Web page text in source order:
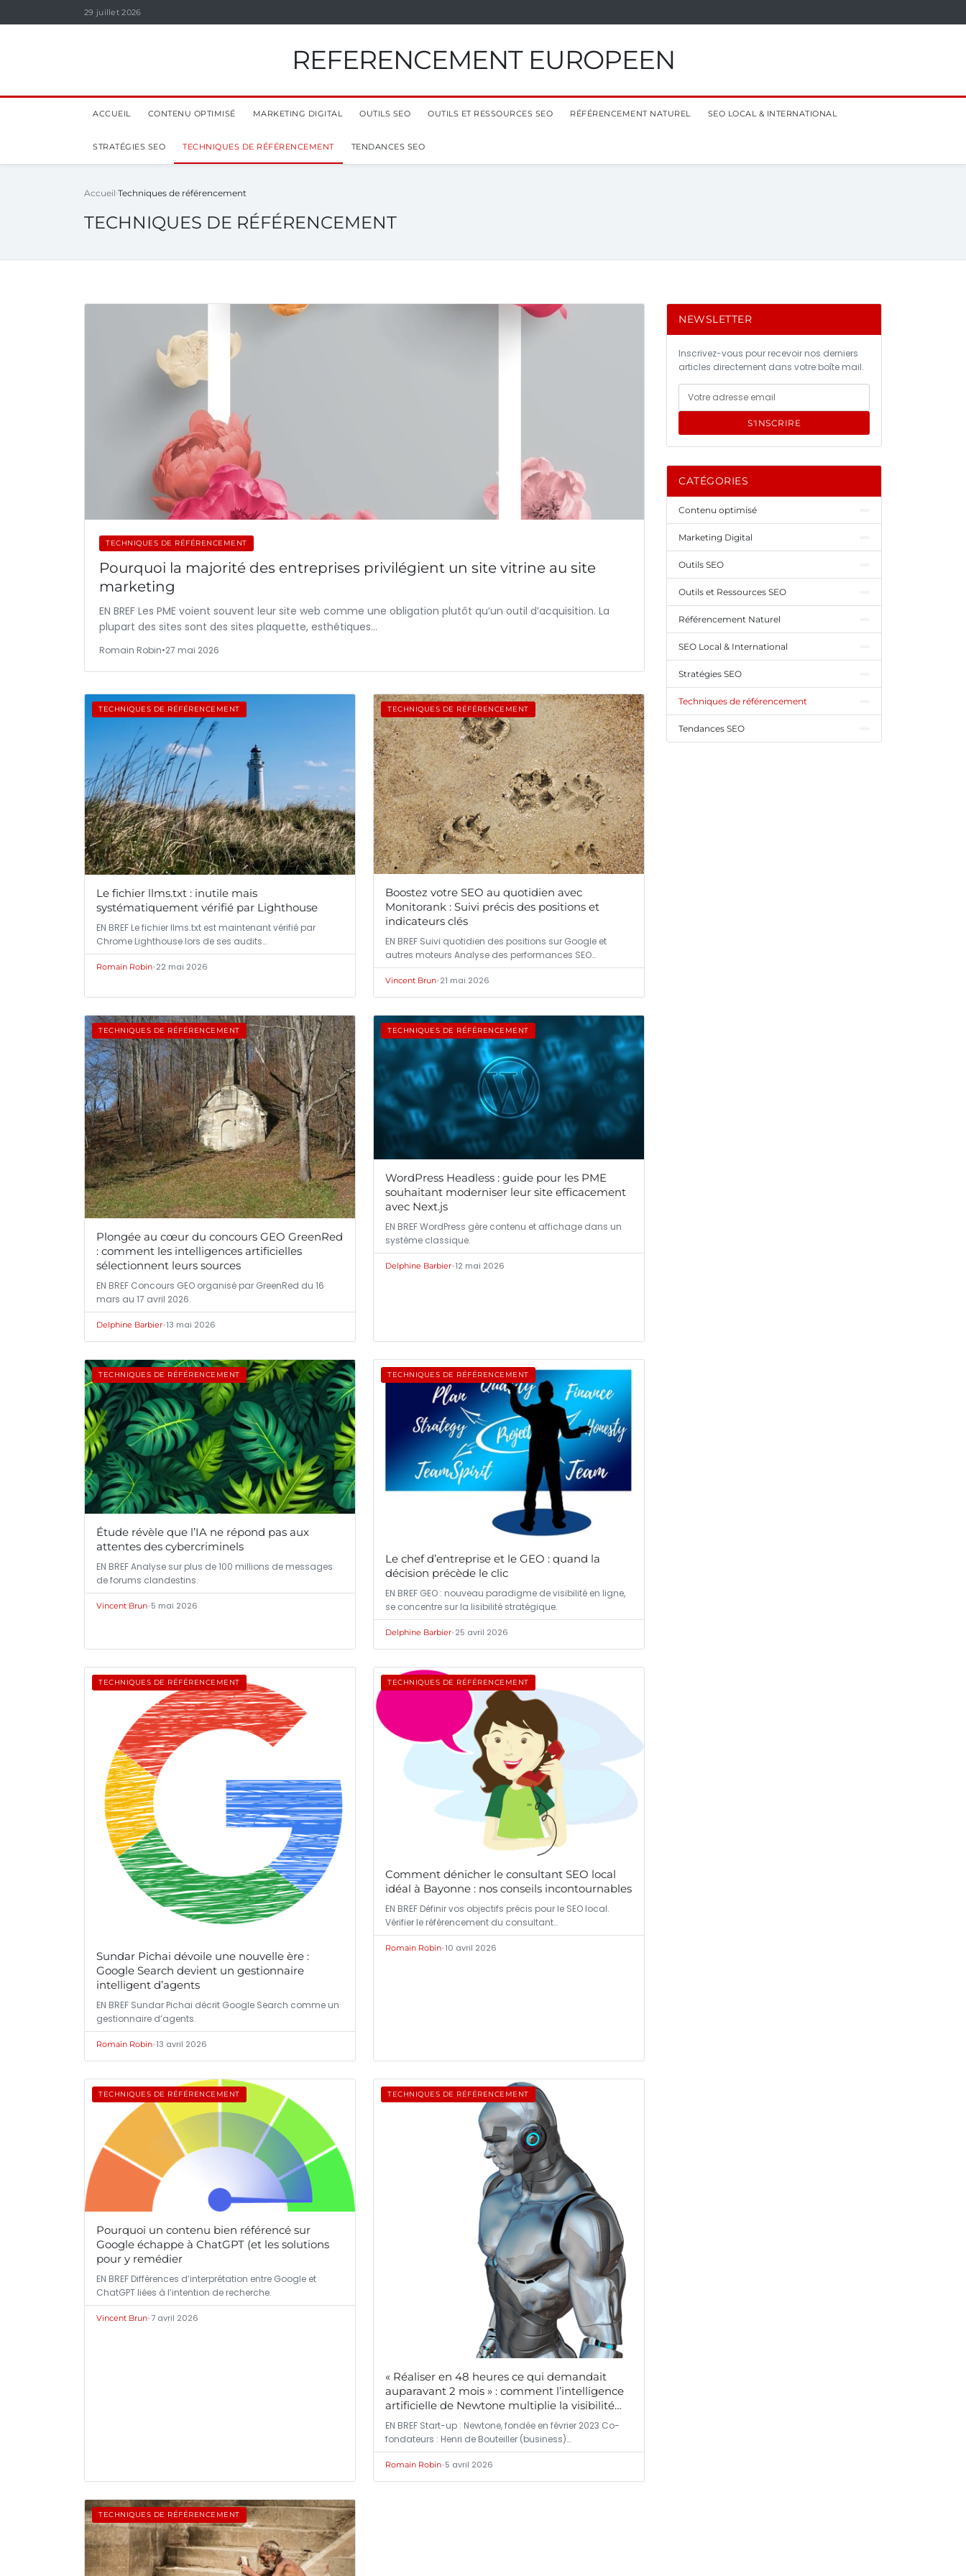
29 juillet 2026
REFERENCEMENT EUROPEEN
ACCUEIL CONTENU OPTIMISÉ MARKETING DIGITAL OUTILS SEO OUTILS ET RESSOURCES SEO RÉFÉRENCEMENT NATUREL SEO LOCAL & INTERNATIONAL
STRATÉGIES SEO TECHNIQUES DE RÉFÉRENCEMENT TENDANCES SEO
Accueil Techniques de référencement
TECHNIQUES DE RÉFÉRENCEMENT
TECHNIQUES DE RÉFÉRENCEMENT
Pourquoi la majorité des entreprises privilégient un site vitrine au site
marketing
EN BREF Les PME voient souvent leur site web comme une obligation plutôt qu’un outil d’acquisition. La
plupart des sites sont des sites plaquette, esthétiques…
Romain Robin•27 mai 2026
TECHNIQUES DE RÉFÉRENCEMENT
Le fichier llms.txt : inutile mais
systématiquement vérifié par Lighthouse
EN BREF Le fichier llms.txt est maintenant vérifié par
Chrome Lighthouse lors de ses audits…
Romain Robin•22 mai 2026
TECHNIQUES DE RÉFÉRENCEMENT
Boostez votre SEO au quotidien avec
Monitorank : Suivi précis des positions et
indicateurs clés
EN BREF Suivi quotidien des positions sur Google et
autres moteurs Analyse des performances SEO…
Vincent Brun•21 mai 2026
TECHNIQUES DE RÉFÉRENCEMENT
Plongée au cœur du concours GEO GreenRed
: comment les intelligences artificielles
sélectionnent leurs sources
EN BREF Concours GEO organisé par GreenRed du 16
mars au 17 avril 2026.
Delphine Barbier•13 mai 2026
TECHNIQUES DE RÉFÉRENCEMENT
WordPress Headless : guide pour les PME
souhaitant moderniser leur site efficacement
avec Next.js
EN BREF WordPress gère contenu et affichage dans un
système classique.
Delphine Barbier•12 mai 2026
TECHNIQUES DE RÉFÉRENCEMENT
Étude révèle que l’IA ne répond pas aux
attentes des cybercriminels
EN BREF Analyse sur plus de 100 millions de messages
de forums clandestins.
Vincent Brun•5 mai 2026
TECHNIQUES DE RÉFÉRENCEMENT
Le chef d’entreprise et le GEO : quand la
décision précède le clic
EN BREF GEO : nouveau paradigme de visibilité en ligne,
se concentre sur la lisibilité stratégique.
Delphine Barbier•25 avril 2026
TECHNIQUES DE RÉFÉRENCEMENT
Sundar Pichai dévoile une nouvelle ère :
Google Search devient un gestionnaire
intelligent d’agents
EN BREF Sundar Pichai décrit Google Search comme un
gestionnaire d’agents.
Romain Robin•13 avril 2026
TECHNIQUES DE RÉFÉRENCEMENT
Comment dénicher le consultant SEO local
idéal à Bayonne : nos conseils incontournables
EN BREF Définir vos objectifs précis pour le SEO local.
Vérifier le référencement du consultant…
Romain Robin•10 avril 2026
TECHNIQUES DE RÉFÉRENCEMENT
Pourquoi un contenu bien référencé sur
Google échappe à ChatGPT (et les solutions
pour y remédier
EN BREF Différences d’interprétation entre Google et
ChatGPT liées à l’intention de recherche.
Vincent Brun•7 avril 2026
TECHNIQUES DE RÉFÉRENCEMENT
« Réaliser en 48 heures ce qui demandait
auparavant 2 mois » : comment l’intelligence
artificielle de Newtone multiplie la visibilité…
EN BREF Start-up : Newtone, fondée en février 2023 Co-
fondateurs : Henri de Bouteiller (business)…
Romain Robin•5 avril 2026
TECHNIQUES DE RÉFÉRENCEMENT
NEWSLETTER
Inscrivez-vous pour recevoir nos derniers
articles directement dans votre boîte mail.
S'INSCRIRE
CATÉGORIES
Contenu optimisé
Marketing Digital
Outils SEO
Outils et Ressources SEO
Référencement Naturel
SEO Local & International
Stratégies SEO
Techniques de référencement
Tendances SEO